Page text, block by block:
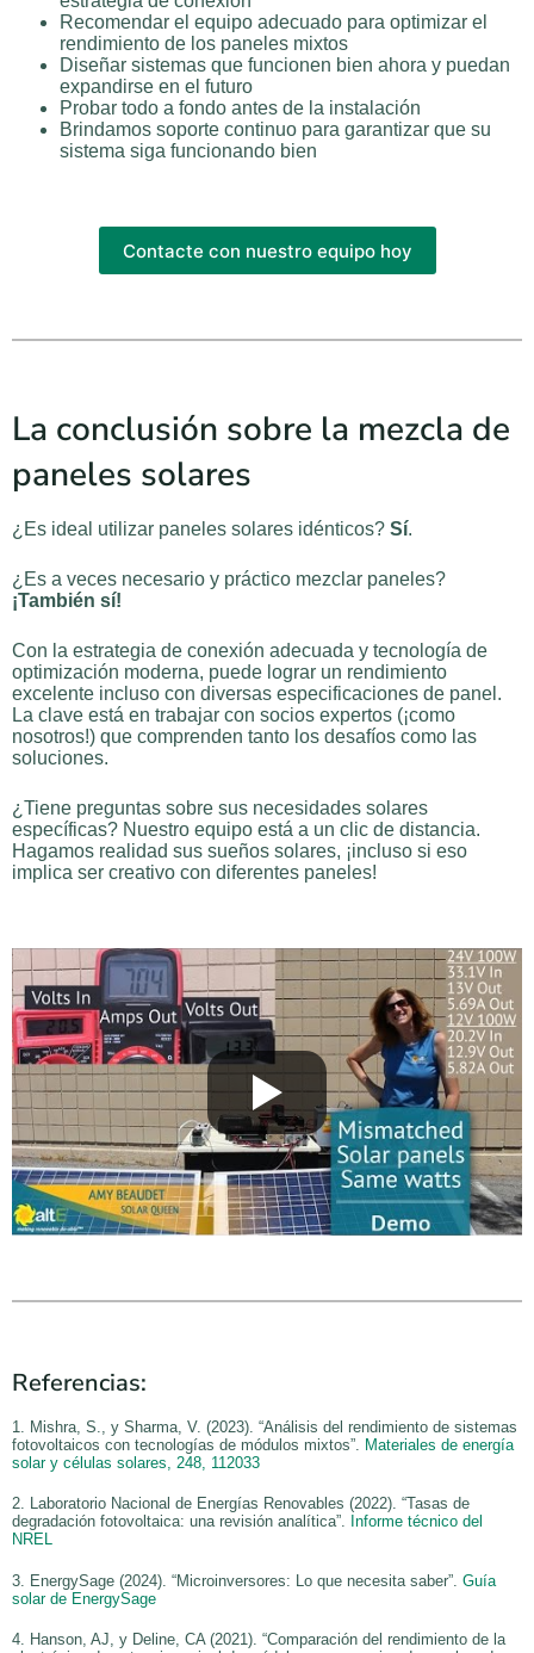
Recomendar el equipo adecuado para optimizar el
rendimiento de los paneles mixtos
Diseñar sistemas que funcionen bien ahora y puedan
expandirse en el futuro
Probar todo a fondo antes de la instalación
Brindamos soporte continuo para garantizar que su
sistema siga funcionando bien
Contacte con nuestro equipo hoy
La conclusión sobre la mezcla de
paneles solares
¿Es ideal utilizar paneles solares idénticos? Sí.
¿Es a veces necesario y práctico mezclar paneles?
¡También sí!
Con la estrategia de conexión adecuada y tecnología de
optimización moderna, puede lograr un rendimiento
excelente incluso con diversas especificaciones de panel.
La clave está en trabajar con socios expertos (¡como
nosotros!) que comprenden tanto los desafíos como las
soluciones.
¿Tiene preguntas sobre sus necesidades solares
específicas? Nuestro equipo está a un clic de distancia.
Hagamos realidad sus sueños solares, ¡incluso si eso
implica ser creativo con diferentes paneles!
Referencias:
1. Mishra, S., y Sharma, V. (2023). “Análisis del rendimiento de sistemas
fotovoltaicos con tecnologías de módulos mixtos”.
Materiales de energía
solar y células solares, 248, 112033
2. Laboratorio Nacional de Energías Renovables (2022). “Tasas de
degradación fotovoltaica: una revisión analítica”. Informe técnico del
NREL
3. EnergySage (2024). “Microinversores: Lo que necesita saber”. Guía
solar de EnergySage
4. Hanson, AJ, y Deline, CA (2021). “Comparación del rendimiento de la